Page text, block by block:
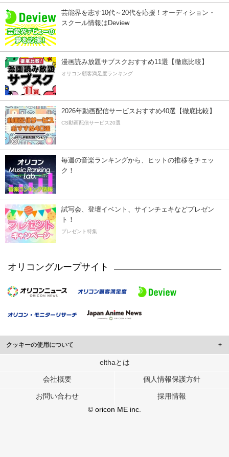
芸能界を志す10代～20代を応援！オーディション・
スクール情報はDeview
漫画読み放題サブスクおすすめ11選【徹底比較】
オリコン顧客満足度ランキング
2026年動画配信サービスおすすめ40選【徹底比較】
CS動画配信サービス20選
毎週の音楽ランキングから、ヒットの推移をチェッ
ク！
試写会、登壇イベント、サインチェキなどプレゼン
ト！
プレゼント特集
オリコングループサイト
クッキーの使用について
このサイトでは Cookie を使用して、ユーザーに合わせたコンテンツや広告の
行っています。
メディアや広告配信、データ解析の各パートナーに提供しています。
各パートナーは、この情報とユーザーが各パートナーに提供した他の情報や、
ユーザーが各パートナーのサービスを使用したときに収集した他の情報を組み
elthaとは
会社概要 個人情報保護方針
お問い合わせ
採用情報
© oricon ME inc.